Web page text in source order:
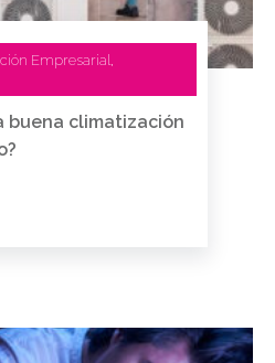
Empresarial ,
buena climatización